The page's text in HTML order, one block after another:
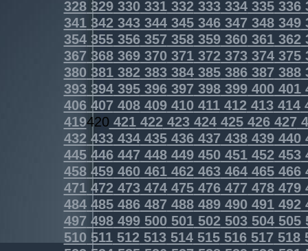
328329330331332333334335336
341342343344345346347348349
354355356357358359360361362
367368369370371372373374375
380381382383384385386387388
393394395396397398399400401
406407408409410411412413414
419420 421422423424425426427
432433434435436437438439440
445446447448449450451452453
458459460461462463464465466
471472473474475476477478479
484485486487488489490491492
497 498499500501502503504505
510511512513514515516517518